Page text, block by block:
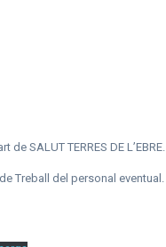
SALUT TERRES DE L’EBRE.
Treball del personal eventual.